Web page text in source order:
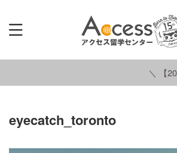
＼ 【
eyecatch_toronto